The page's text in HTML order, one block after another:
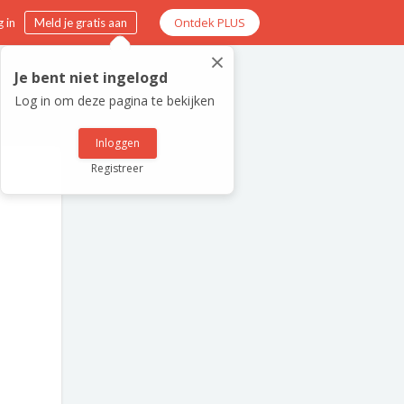
in Meld je gratis aan Ontdek PLUS
×
Je bent niet ingelogd
Log in om deze pagina te bekijken
Inloggen
Registreer